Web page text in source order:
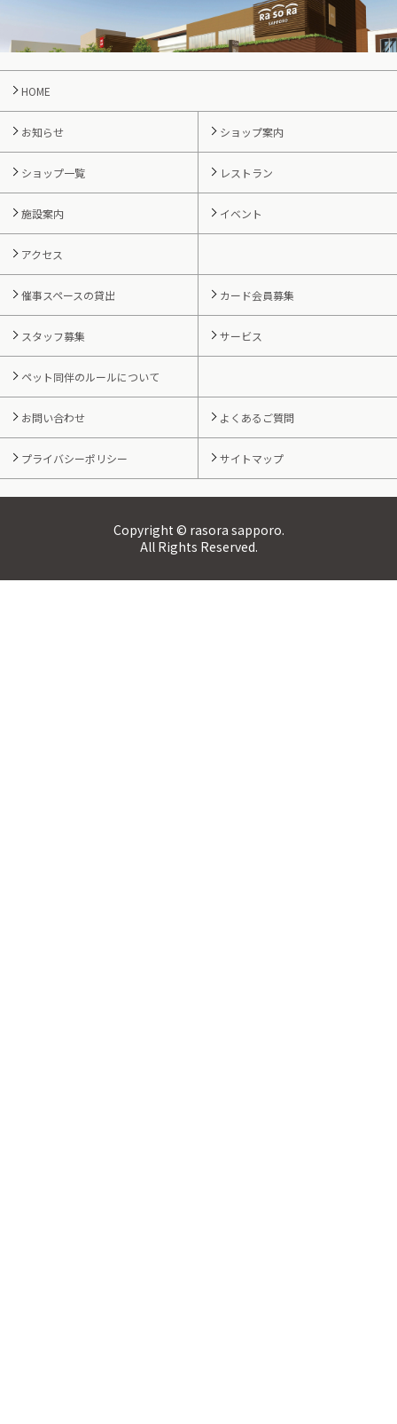
HOME
お知らせ ショップ案内
ショップ一覧 レストラン
施設案内 イベント
アクセス
催事スペースの貸出 カード会員募集
スタッフ募集 サービス
ペット同伴のルールについて
お問い合わせ よくあるご質問
プライバシーポリシー サイトマップ
Copyright © rasora sapporo.
All Rights Reserved.